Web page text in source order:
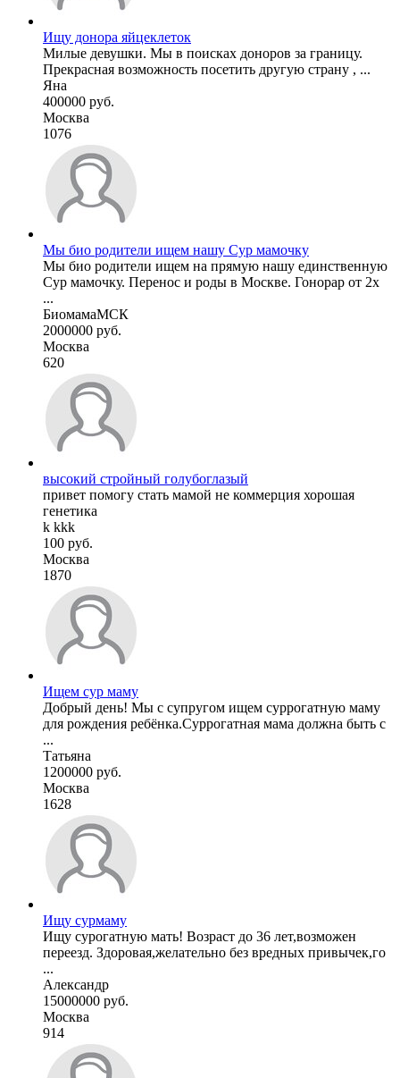
Ищу донора яйцеклеток
Милые девушки. Мы в поисках доноров за границу.
Прекрасная возможность посетить другую страну , ...
Яна
400000 руб.
Москва
1076
Мы био родители ищем нашу Сур мамочку
Мы био родители ищем на прямую нашу единственную
Сур мамочку. Перенос и роды в Москве. Гонорар от 2х
...
БиомамаМСК
2000000 руб.
Москва
620
высокий стройный голубоглазый
привет помогу стать мамой не коммерция хорошая
генетика
k kkk
100 руб.
Москва
1870
Ищем сур маму
Добрый день! Мы с супругом ищем суррогатную маму
для рождения ребёнка.Суррогатная мама должна быть с
...
Татьяна
1200000 руб.
Москва
1628
Ищу сурмаму
Ищу сурогатную мать! Возраст до 36 лет,возможен
переезд. Здоровая,желательно без вредных привычек,го
...
Александр
15000000 руб.
Москва
914